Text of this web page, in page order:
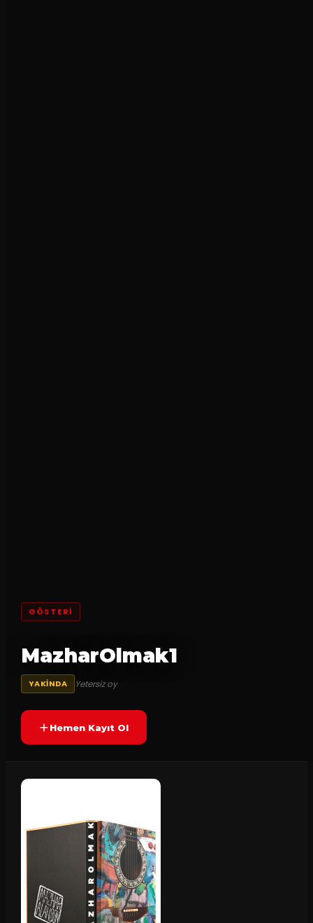
GÖSTERI
MazharOlmak1
YAKINDA Yetersiz oy
Hemen Kayıt Ol